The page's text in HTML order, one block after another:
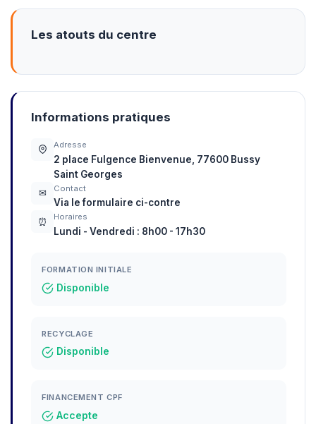
Les atouts du centre
Informations pratiques
Adresse
2 place Fulgence Bienvenue, 77600 Bussy
Saint Georges
✉
Contact
Via le formulaire ci-contre
⏰
Horaires
Lundi - Vendredi : 8h00 - 17h30
FORMATION INITIALE
Disponible
RECYCLAGE
Disponible
FINANCEMENT CPF
Accepte